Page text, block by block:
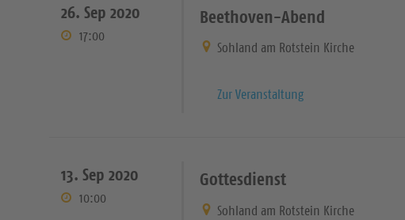
26. Sep 2020
17:00
Beethoven-Abend
Sohland am Rotstein Kirche
Zur Veranstaltung
13. Sep 2020
10:00
Gottesdienst
Sohland am Rotstein Kirche